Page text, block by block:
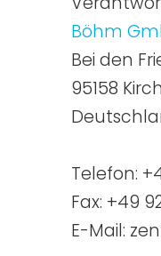
Böhm
Bei den
95158
Telefon:
Fax: +49
E-Mail: